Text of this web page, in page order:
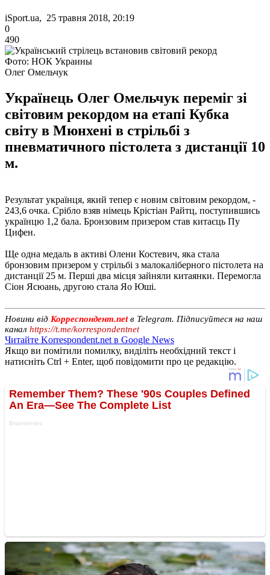
iSport.ua, 25 травня 2018, 20:19
0
490
Фото: НОК Украины
Олег Омельчук
Українець Олег Омельчук переміг зі
світовим рекордом на етапі Кубка
світу в Мюнхені в стрільбі з
пневматичного пістолета з дистанції 10
м.
Результат українця, який тепер є новим світовим рекордом, -
243,6 очка. Срібло взяв німець Крістіан Райтц, поступившись
українцю 1,2 бала. Бронзовим призером став китаєць Пу
Цифен.
Ще одна медаль в активі Олени Костевич, яка стала
бронзовим призером у стрільбі з малокаліберного пістолета на
дистанції 25 м. Перші два місця зайняли китаянки. Перемогла
Сіон Ясюань, другою стала Яо Юші.
Новини від Корреспондент.netв Telegram. Підписуйтеся на наш
канал https://t.me/korrespondentnet
Читайте Korrespondent.net в Google News
Якщо ви помітили помилку, виділіть необхідний текст і
натисніть Ctrl + Enter, щоб повідомити про це редакцію.